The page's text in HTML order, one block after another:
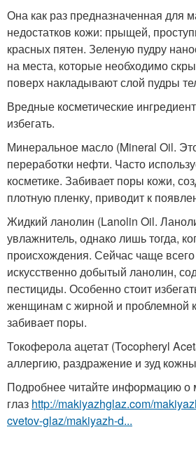
Она как раз предназначенная для
недостатков кожи: прыщей,
красных пятен. Зеленую пудру
на места, которые необходимо
поверх накладывают слой пудры
Вредные косметические
избегать.
Минеральное масло (Mineral Oil.
переработки нефти. Часто
косметике. Забивает поры кожи,
плотную пленку, приводит к
Жидкий ланолин (Lanolin Oil.
увлажнитель, однако лишь тогда,
происхождения. Сейчас чаще всего
искусственно добытый ланолин,
пестициды. Особенно стоит
женщинам с жирной и проблемной
забивает поры.
Токоферола ацетат (Tocopheryl
аллергию, раздражение и зуд
Подробнее читайте информацию о
глаз http://makiyazhglaz.com/
cvetov-glaz/makiyazh-d...